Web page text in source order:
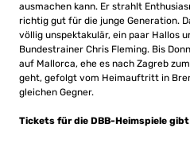
ausmachen kann. Er strahlt
richtig gut für die junge Generation.
völlig unspektakulär, ein paar Hallos
Bundestrainer Chris Fleming. Bis
auf Mallorca, ehe es nach Zagreb
geht, gefolgt vom Heimauftritt in
gleichen Gegner.
Tickets für die DBB-Heimspiele